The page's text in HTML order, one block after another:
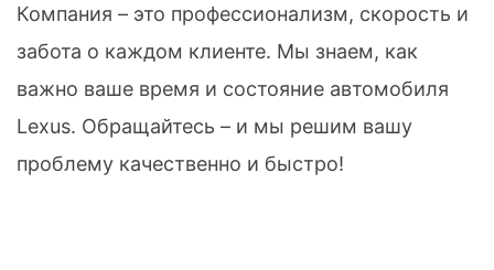
Компания – это профессионализм, скорость и
забота о каждом клиенте. Мы знаем, как
важно ваше время и состояние автомобиля
Lexus. Обращайтесь – и мы решим вашу
проблему качественно и быстро!